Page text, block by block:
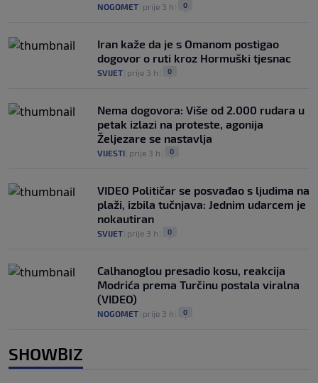
NOGOMET prije 3 h 0
Iran kaže da je s Omanom postigao
dogovor o ruti kroz Hormuški tjesnac
SVIJET prije 3 h 0
Nema dogovora: Više od 2.000 rudara u
petak izlazi na proteste, agonija
Željezare se nastavlja
VIJESTI prije 3 h 0
VIDEO Političar se posvađao s ljudima na
plaži, izbila tučnjava: Jednim udarcem je
nokautiran
SVIJET prije 3 h 0
Calhanoglou presadio kosu, reakcija
Modrića prema Turčinu postala viralna
(VIDEO)
NOGOMET prije 3 h 0
SHOWBIZ